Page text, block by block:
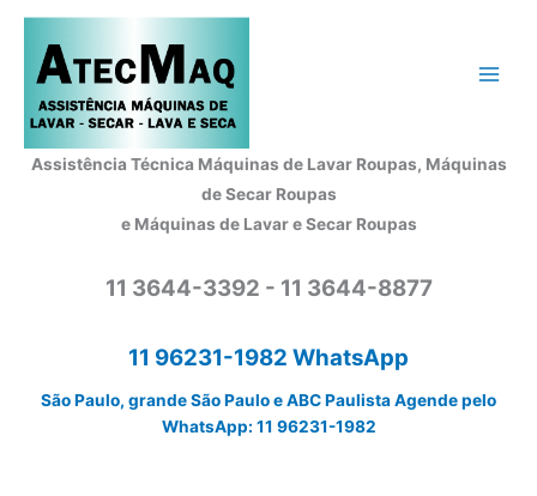
Assistência Técnica Máquinas de Lavar Roupas, Máquinas
de Secar Roupas
e Máquinas de Lavar e Secar Roupas
11 3644-3392 - 11 3644-8877
11 96231-1982 WhatsApp
São Paulo, grande São Paulo e ABC Paulista Agende pelo
WhatsApp: 11 96231-1982